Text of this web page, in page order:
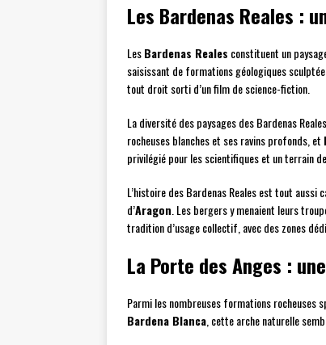
Les Bardenas Reales :
LesBardenas Reales constituent un
saisissant de formations géologiques
tout droit sorti d’un film de science-fiction.
La diversité des paysages des Bardenas
rocheuses blanches et ses ravins profonds, et
privilégié pour les scientifiques et un terrain
L’histoire des Bardenas Reales est tout
d’Aragon . Les bergers y menaient leurs
tradition d’usage collectif, avec des zones
La Porte des Anges :
Parmi les nombreuses formations rocheuses
Bardena Blanca , cette arche naturelle